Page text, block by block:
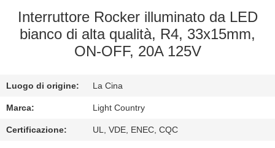
CIRCA
NOI
DELLA
FABBRICA
Interruttore Rocker illuminato da LED
bianco di alta qualità, R4, 33x15mm,
ON-OFF, 20A 125V
Luogo di origine: La Cina
Marca: Light Country
Certificazione: UL, VDE, ENEC, CQC